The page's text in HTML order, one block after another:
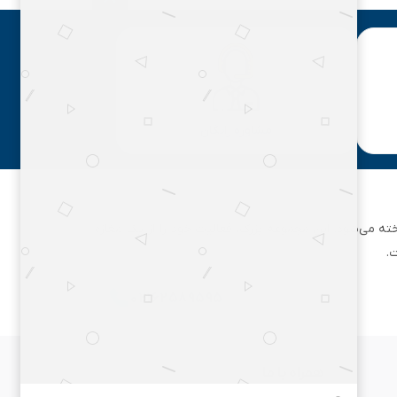
شناخته می‌شود. این مجموعه بزرگ، فعالیت خود را از یک مغازه